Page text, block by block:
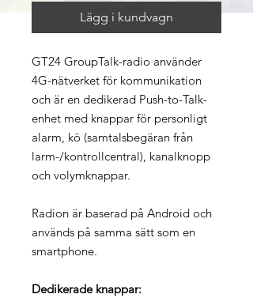
Lägg i kundvagn
GT24 GroupTalk-radio använder
4G-nätverket för kommunikation
och är en dedikerad Push-to-Talk-
enhet med knappar för personligt
alarm, kö (samtalsbegäran från
larm-/kontrollcentral), kanalknopp
och volymknappar.
Radion är baserad på Android och
används på samma sätt som en
smartphone.
Dedikerade knappar: